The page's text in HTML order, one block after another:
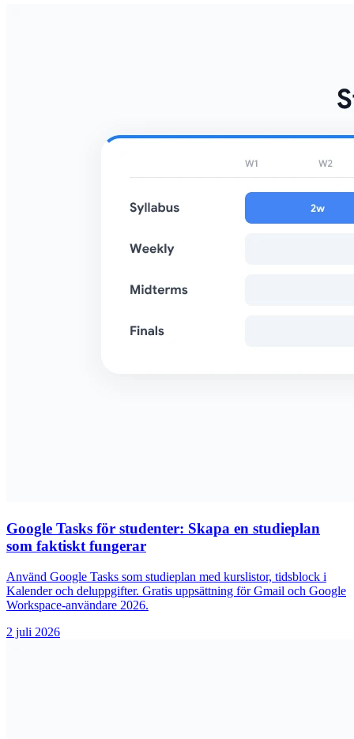
Google Tasks för studenter: Skapa en studieplan
som faktiskt fungerar
Använd Google Tasks som studieplan med kurslistor, tidsblock i
Kalender och deluppgifter. Gratis uppsättning för Gmail och Google
Workspace-användare 2026.
2 juli 2026